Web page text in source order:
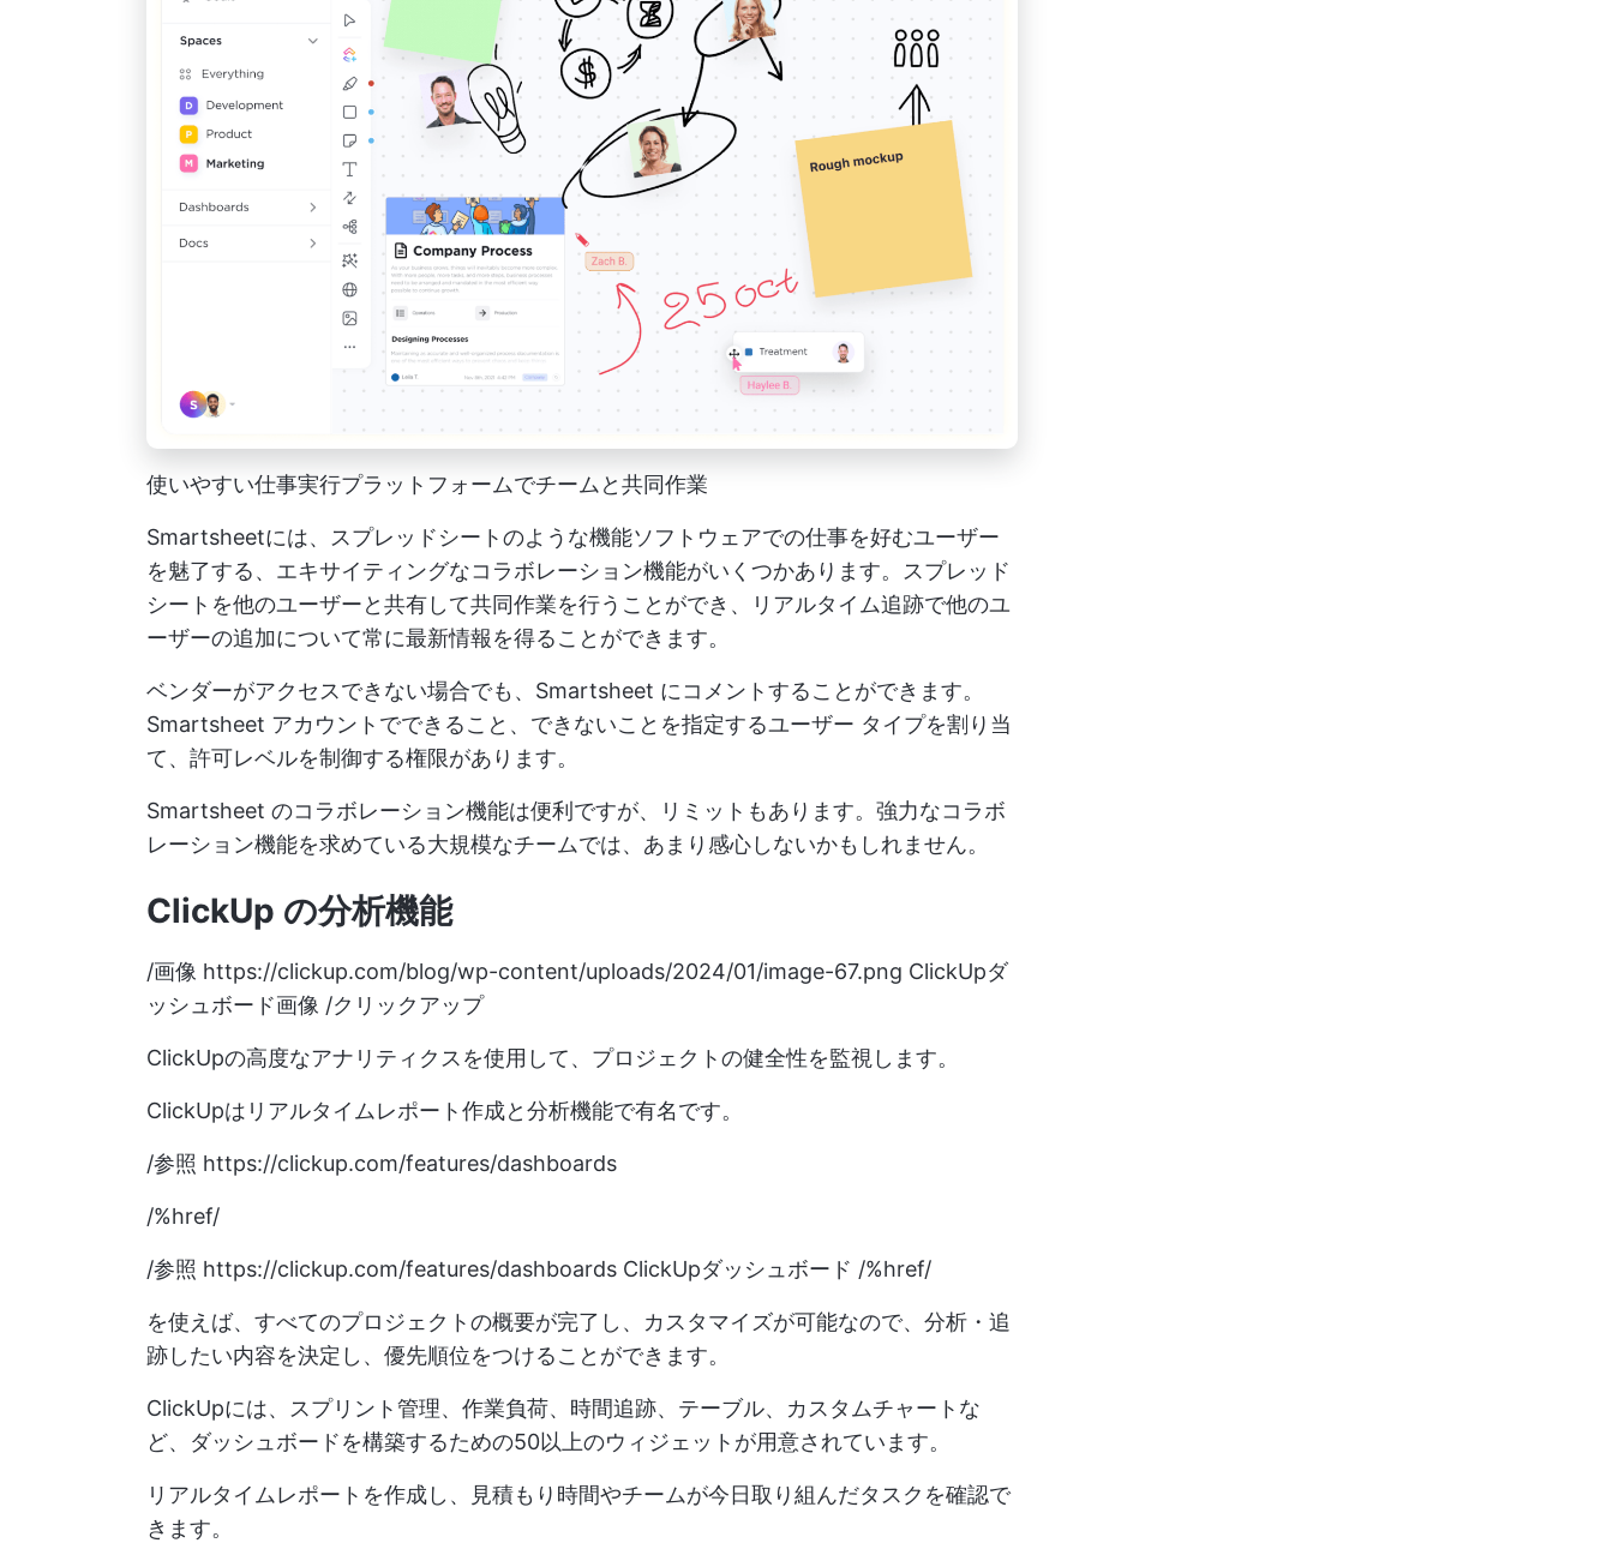
使いやすい仕事実行プラットフォームでチームと共同作業
Smartsheetには、スプレッドシートのような機能ソフトウェアでの仕事を好むユーザー
を魅了する、エキサイティングなコラボレーション機能がいくつかあります。スプレッド
シートを他のユーザーと共有して共同作業を行うことができ、リアルタイム追跡で他のユ
ーザーの追加について常に最新情報を得ることができます。
ベンダーがアクセスできない場合でも、Smartsheet にコメントすることができます。
Smartsheet アカウントでできること、できないことを指定するユーザー タイプを割り当
て、許可レベルを制御する権限があります。
Smartsheet のコラボレーション機能は便利ですが、リミットもあります。強力なコラボ
レーション機能を求めている大規模なチームでは、あまり感心しないかもしれません。
ClickUp の分析機能
/画像 https://clickup.com/blog/wp-content/uploads/2024/01/image-67.png ClickUpダ
ッシュボード画像 /クリックアップ
ClickUpの高度なアナリティクスを使用して、プロジェクトの健全性を監視します。
ClickUpはリアルタイムレポート作成と分析機能で有名です。
/参照 https://clickup.com/features/dashboards
/%href/
/参照 https://clickup.com/features/dashboards ClickUpダッシュボード /%href/
を使えば、すべてのプロジェクトの概要が完了し、カスタマイズが可能なので、分析・追
跡したい内容を決定し、優先順位をつけることができます。
ClickUpには、スプリント管理、作業負荷、時間追跡、テーブル、カスタムチャートな
ど、ダッシュボードを構築するための50以上のウィジェットが用意されています。
リアルタイムレポートを作成し、見積もり時間やチームが今日取り組んだタスクを確認で
きます。